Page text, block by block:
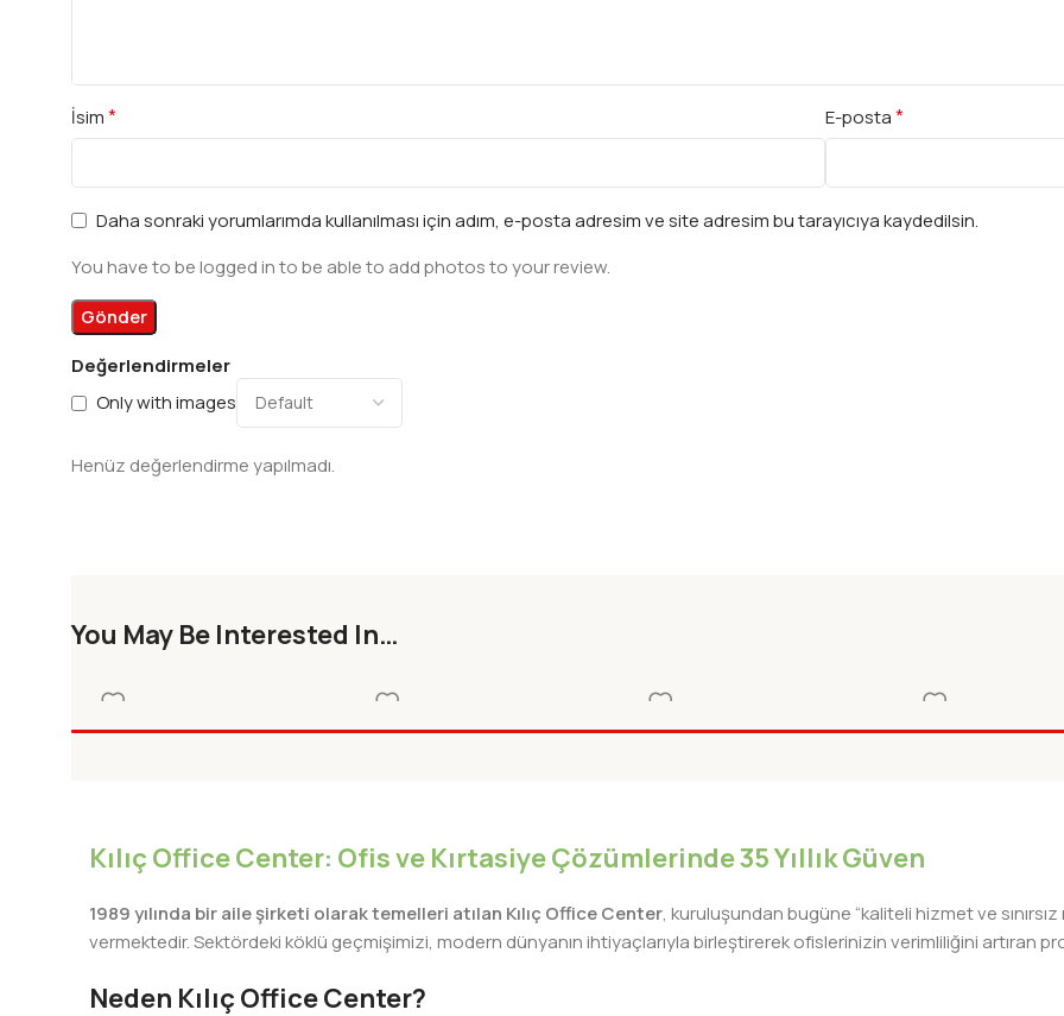
Değerlendirmeler
Only with images
Henüz değerlendirme yapılmadı.
İsim* E-posta*
Daha sonraki yorumlarımda kullanılması için adım, e-posta adresim ve site adresim bu tarayıcıya kaydedilsin.
You have to be logged in to be able to add photos to your review.
You May Be Interested In…
TAMAMI VIDEO COZUMLU
YAY.ANTRENMANLARLA
CETESI
Kılıç Office Center: Ofis ve Kırtasiye Çözümlerinde 35 Yıllık Güven
1989 yılında bir aile şirketi olarak temelleri atılan Kılıç Office Center, kuruluşundan bugüne “kaliteli hizmet ve
vermektedir. Sektördeki köklü geçmişimizi, modern dünyanın ihtiyaçlarıyla birleştirerek ofislerinizin verimliliğini artıran
Neden Kılıç Office Center?